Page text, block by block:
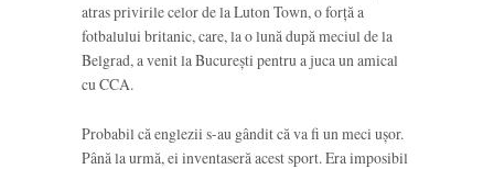
atras privirile celor de la Luton Town, o forță a
fotbalului britanic, care, la o lună după meciul de la
Belgrad, a venit la București pentru a juca un amical
cu CCA.
Probabil că englezii s-au gândit că va fi un meci ușor.
Până la urmă, ei inventaseră acest sport. Era imposibil